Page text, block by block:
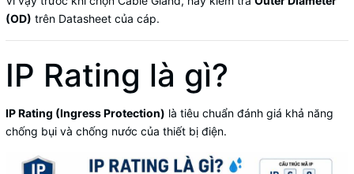
(OD) trên Datasheet của cáp.
IP Rating là gì?
IP Rating (Ingress Protection) là tiêu chuẩn đánh giá khả năng
chống bụi và chống nước của thiết bị điện.